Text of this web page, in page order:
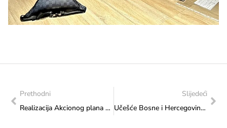
Prethodni
Realizacija Akcionog plana korisnika u cilju kontrole namjenskog utroška sredstava za projekte u 2024. godini: Posjet Udruženju „IZVOR 08“ u Kiseljaku
Slijedeći
Učešće Bosne i Hercegovine u programu „Erasmus+“ – Poziv Evropske unije za dostavu projektnih prijedloga za 2025. godinu